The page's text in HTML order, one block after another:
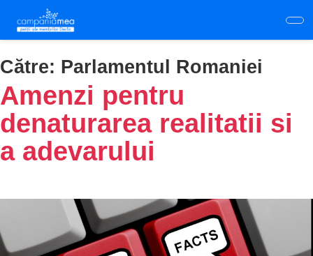
main
content
Către: Parlamentul Romaniei
Amenzi pentru
denaturarea realitatii si
a adevarului